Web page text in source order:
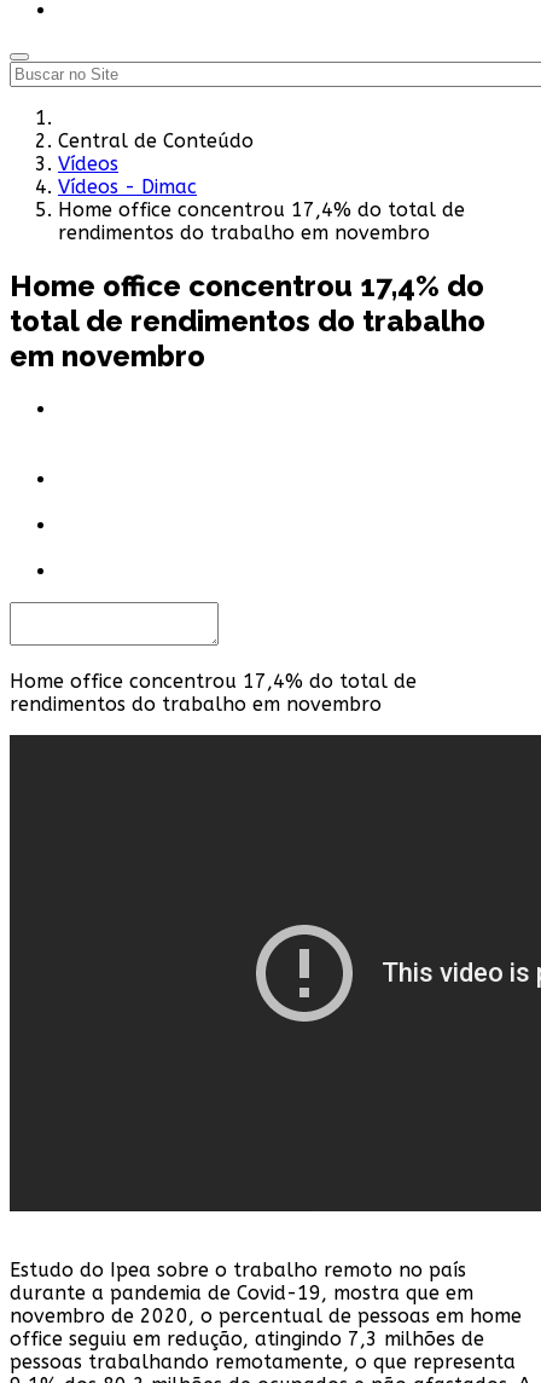
Central de Conteúdo
Vídeos
Vídeos - Dimac
Home office concentrou 17,4% do total de
rendimentos do trabalho em novembro
Home office concentrou 17,4% do
total de rendimentos do trabalho
em novembro
Home office concentrou 17,4% do total de
rendimentos do trabalho em novembro
Estudo do Ipea sobre o trabalho remoto no país
durante a pandemia de Covid-19, mostra que em
novembro de 2020, o percentual de pessoas em home
office seguiu em redução, atingindo 7,3 milhões de
pessoas trabalhando remotamente, o que representa